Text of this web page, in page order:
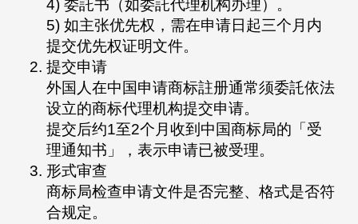
4) 委託书（如委託代理机构办理）。
5) 如主张优先权，需在申请日起三个月内
提交优先权证明文件。
提交申请
外国人在中国申请商标註册通常须委託依法
设立的商标代理机构提交申请。
提交后约1至2个月收到中国商标局的「受
理通知书」，表示申请已被受理。
形式审查
商标局检查申请文件是否完整、格式是否符
合规定。